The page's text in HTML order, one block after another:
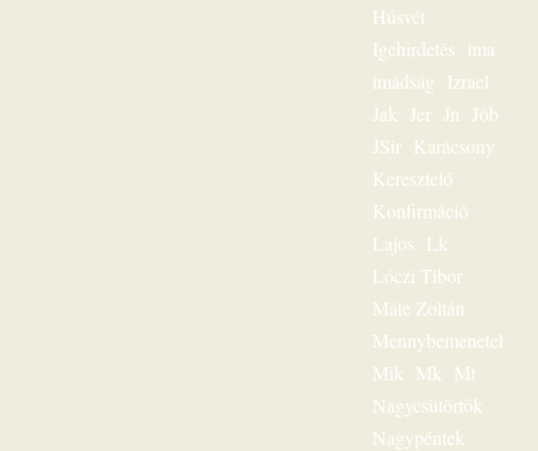
Húsvét
Igehirdetés
ima
imádság
Izrael
Jak
Jer Jn
Jób
JSir Karácsony
Keresztelő
Konfirmáció
Lajos Lk
Lóczi Tibor
Máté Zoltán
Mennybemenetel
Mik
Mk
Mt
Nagycsütörtök
Nagypéntek